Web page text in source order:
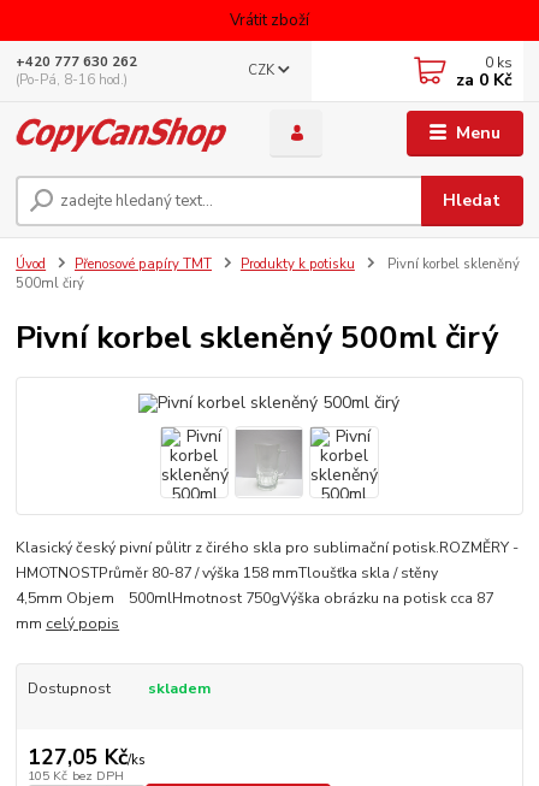
Vrátit zboží
Menu
CZK
Hledat
+420 777 630 262
(Po-Pá, 8-16 hod.)
0 ks
za 0 Kč
Úvod Přenosové papíry TMT Produkty k potisku
Pivní korbel skleněný
500ml čirý
Pivní korbel skleněný 500ml čirý
Klasický český pivní půlitr z čirého skla pro sublimační potisk.ROZMĚRY -
HMOTNOSTPrůměr 80-87 / výška 158 mmTloušťka skla / stěny
4,5mm Objem 500mlHmotnost 750gVýška obrázku na potisk cca 87
mm celý popis
Dostupnost skladem
127,05 Kč/ks
105 Kč bez DPH